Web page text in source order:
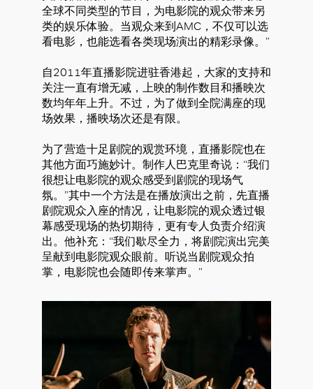
全球不同类型的节目，为电影院的观众带来另
类的娱乐体验。当观众来到AMC，不仅可以选
看电影，也能选看各类现场演出的精彩录像。”
自2011年直播影院进驻香港起，大家的支持和
关注一直有增无减，上映的制作数目和播映次
数均年年上升。不过，为了做到全院满座的现
场效果，播映场次还是有限。
为了营造十足剧院的观赏环境，直播影院也在
其他方面巧施妙计。制作人巴克里奇说：“我们
很想让电影院的观众感受到剧院的现场气
氛。”其中一个方法是在播放演出之前，先直播
剧院观众入座的情况，让电影院的观众透过银
幕感受现场的热切期待，更有专人负责介绍演
出。他补充：“我们歇尽全力，将剧院演出完美
呈献到电影院观众眼前。听说当剧院观众拍
掌，电影院也会随即传来掌声。”
好